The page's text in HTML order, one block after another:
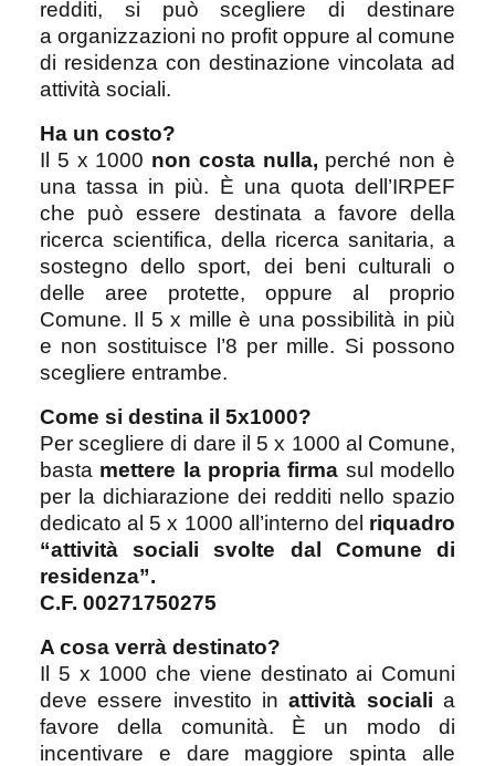
redditi, si può scegliere di destinare
a organizzazioni no profit oppure al comune
di residenza con destinazione vincolata ad
attività sociali.
Ha un costo?
Il 5 x 1000 non costa nulla, perché non è
una tassa in più. È una quota dell’IRPEF
che può essere destinata a favore della
ricerca scientifica, della ricerca sanitaria, a
sostegno dello sport, dei beni culturali o
delle aree protette, oppure al proprio
Comune. Il 5 x mille è una possibilità in più
e non sostituisce l’8 per mille. Si possono
scegliere entrambe.
Come si destina il 5x1000?
Per scegliere di dare il 5 x 1000 al Comune,
basta mettere la propria firma sul modello
per la dichiarazione dei redditi nello spazio
dedicato al 5 x 1000 all’interno del riquadro
“attività sociali svolte dal Comune di
residenza”.
C.F. 00271750275
A cosa verrà destinato?
Il 5 x 1000 che viene destinato ai Comuni
deve essere investito inattività sociali a
favore della comunità. È un modo di
incentivare e dare maggiore spinta alle